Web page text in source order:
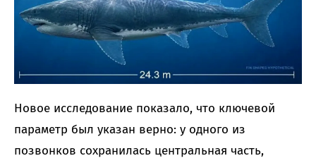
Новое исследование показало, что ключевой
параметр был указан верно: у одного из
позвонков сохранилась центральная часть,